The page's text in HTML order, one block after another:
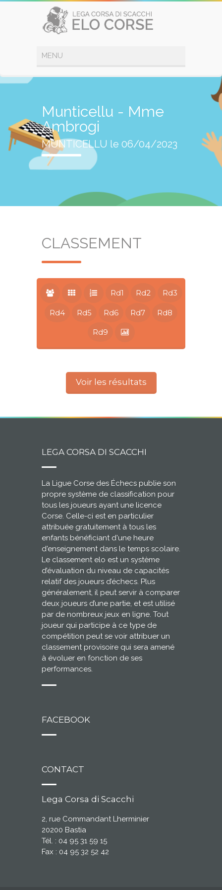
Munticellu - Mme
Ambrogi
MUNTICELLU le 06/04/2023
CLASSEMENT
Rd1 Rd2 Rd3
Rd4 Rd5 Rd6 Rd7 Rd8
Rd9
Voir les résultats
LEGA CORSA DI SCACCHI
La Ligue Corse des Échecs publie son
propre système de classification pour
tous les joueurs ayant une licence
Corse. Celle-ci est en particulier
attribuée gratuitement à tous les
enfants bénéficiant d'une heure
d'enseignement dans le temps scolaire.
Le classement elo est un système
d’évaluation du niveau de capacités
relatif des joueurs d’échecs. Plus
généralement, il peut servir à comparer
deux joueurs d’une partie, et est utilisé
par de nombreux jeux en ligne. Tout
joueur qui participe à ce type de
compétition peut se voir attribuer un
classement provisoire qui sera amené
à évoluer en fonction de ses
performances.
FACEBOOK
CONTACT
Lega Corsa di Scacchi
2, rue Commandant Lherminier
20200 Bastia
Tél. : 04 95 31 59 15
Fax : 04 95 32 52 42